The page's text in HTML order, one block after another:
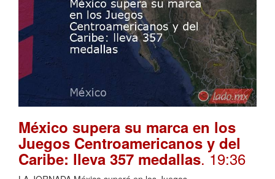
México supera su marca en los
Juegos Centroamericanos y del
Caribe: lleva 357 medallas. 19:36